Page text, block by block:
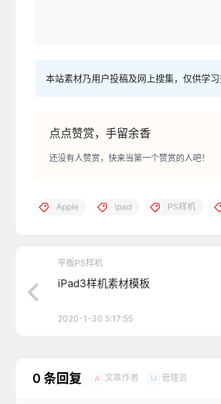
本站素材乃用户投稿及网上搜集，仅供学
点点赞赏，手留余香
还没有人赞赏，快来当第一个赞赏的人吧！
Apple ipad PS样机
平板PS样机
iPad3样机素材模板
2020-1-30 5:17:55
0 条回复 A 文章作者 M 管理员